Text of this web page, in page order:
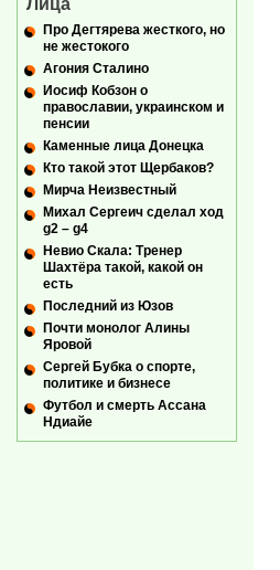
Про Дегтярева жесткого, но
не жестокого
Агония Сталино
Иосиф Кобзон о
православии, украинском и
пенсии
Каменные лица Донецка
Кто такой этот Щербаков?
Мирча Неизвестный
Михал Сергеич сделал ход
g2 – g4
Невио Скала: Тренер
Шахтёра такой, какой он
есть
Последний из Юзов
Почти монолог Алины
Яровой
Сергей Бубка о спорте,
политике и бизнесе
Футбол и смерть Ассана
Ндиайе